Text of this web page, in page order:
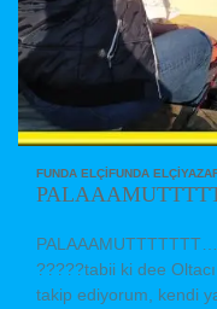
FUNDA ELÇİ FUNDA ELÇI
?????tabii ki dee
takip ediyorum, kendi